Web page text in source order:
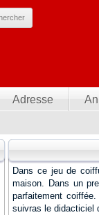
Adresse
Dans ce jeu de
maison. Dans un
parfaitement
suivras le didacticiel